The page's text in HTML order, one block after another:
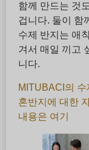
함께 만드는 것
겁니다. 둘이 함
수제 반지는 애
겨서 매일 끼고
니다.
MITUBACI의 수
혼반지에 대한
내용은 여기